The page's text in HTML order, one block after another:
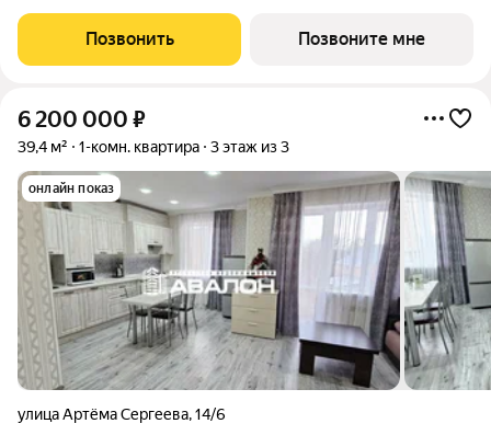
Проект от застройщика PARADE Development находится в
Ставропольском крае, на
Позвонить Позвоните мне
6 200 000 ₽
39,4 м² 1-комн. квартира 3 этаж из 3
онлайн показ
улица Артёма Сергеева,14/6